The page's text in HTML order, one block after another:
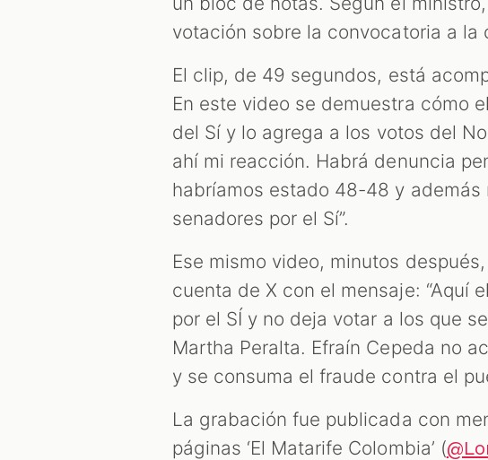
votación sobre la convocatoria a la
El clip, de 49 segundos, está
En este video se demuestra cómo
del Sí y lo agrega a los votos del
ahí mi reacción. Habrá denuncia
habríamos estado 48-48 y además
senadores por el Sí”.
Ese mismo video, minutos
cuenta de X con el mensaje: “Aquí
por el SÍ y no deja votar a los que
Martha Peralta. Efraín Cepeda no
y se consuma el fraude contra el
La grabación fue publicada con
páginas ‘El Matarife Colombia’ (